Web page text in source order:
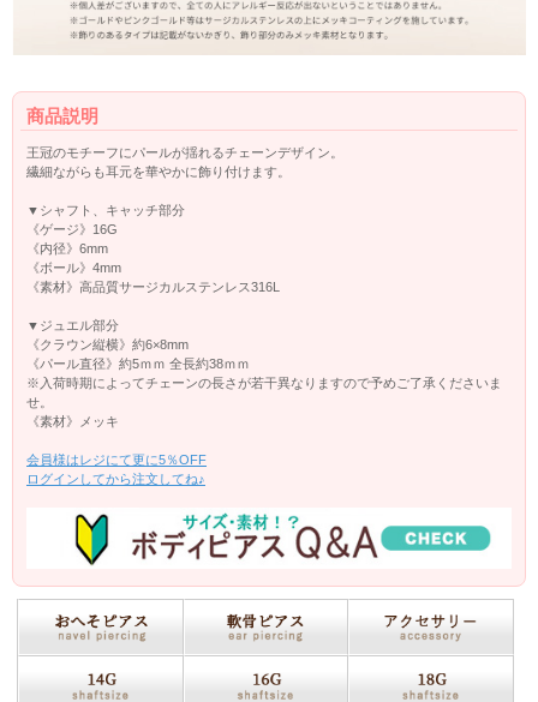
商品説明
王冠のモチーフにパールが揺れるチェーンデザイン。
繊細ながらも耳元を華やかに飾り付けます。
▼シャフト、キャッチ部分
《ゲージ》16G
《内径》6mm
《ボール》4mm
《素材》高品質サージカルステンレス316L
▼ジュエル部分
《クラウン縦横》約6×8mm
《パール直径》約5ｍｍ 全長約38ｍｍ
※入荷時期によってチェーンの長さが若干異なりますので予めご了承くださいま
せ。
《素材》メッキ
会員様はレジにて更に5％OFF
ログインしてから注文してね♪